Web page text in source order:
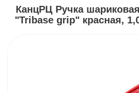
КанцРЦ Ручка
"Tribase grip" красная,